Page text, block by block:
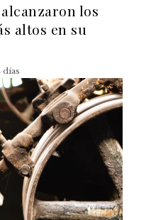
los
altos en su
días